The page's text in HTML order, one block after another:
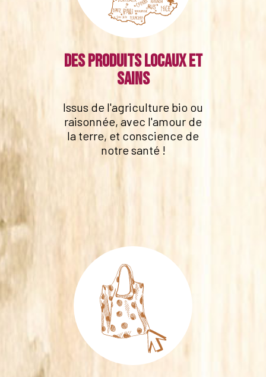
Des produits locaux et
sains
Issus de l'agriculture bio ou
raisonnée, avec l'amour de
la terre, et conscience de
notre santé !